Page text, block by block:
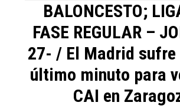
BALONCESTO;
FASE REGULAR –
27- / El Madrid
último minuto para
CAI en